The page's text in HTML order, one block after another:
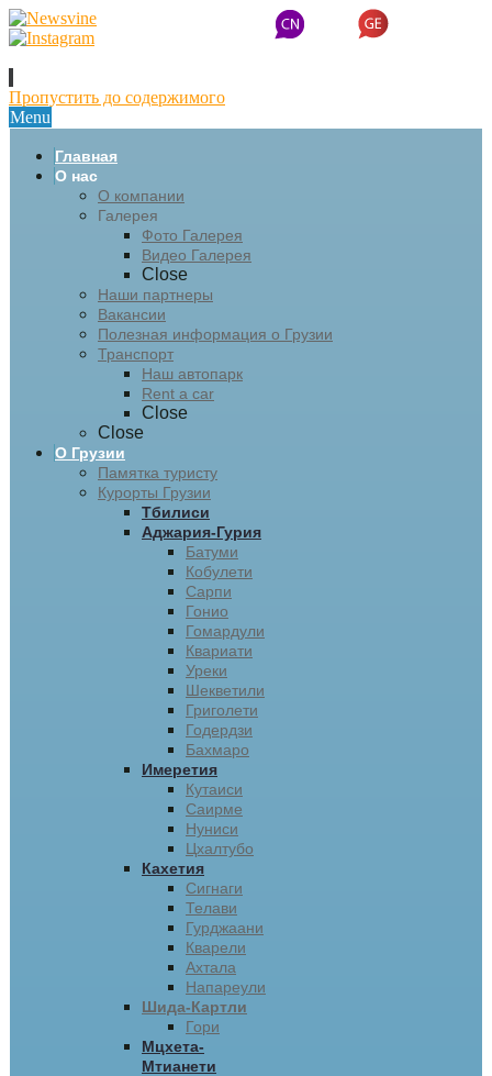
Пропустить до содержимого
Menu
Главная
О нас
О компании
Галерея
Фото Галерея
Видео Галерея
Close
Наши партнеры
Вакансии
Полезная информация о Грузии
Транспорт
Наш автопарк
Rent a car
Close
Close
О Грузии
Памятка туристу
Курорты Грузии
Тбилиси
Аджария-Гурия
Батуми
Кобулети
Сарпи
Гонио
Гомардули
Квариати
Уреки
Шекветили
Григолети
Годердзи
Бахмаро
Имеретия
Кутаиси
Саирме
Нуниси
Цхалтубо
Кахетия
Сигнаги
Телави
Гурджаани
Кварели
Ахтала
Напареули
Шида-Картли
Гори
Мцхета-
Мтианети